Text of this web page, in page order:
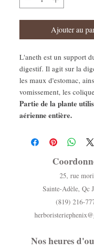
Ajouter au
L'aneth est un support
digestif. Il agit sur la
les maux d'estomac,
vomissement, les
Partie de la plante
aérienne entière.
25, rue
Sainte-Adèle, Qc
(819) 216-
Nos heures